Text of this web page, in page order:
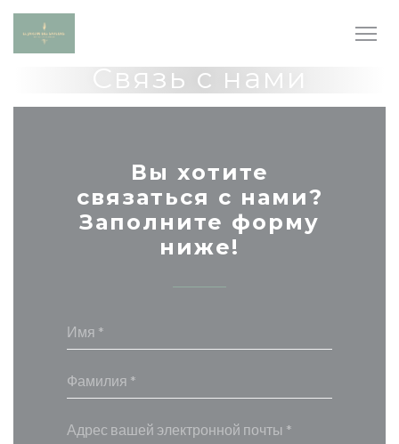
Панель управления cookies
Связь с нами
Вы хотите
связаться с нами?
Заполните форму
ниже!